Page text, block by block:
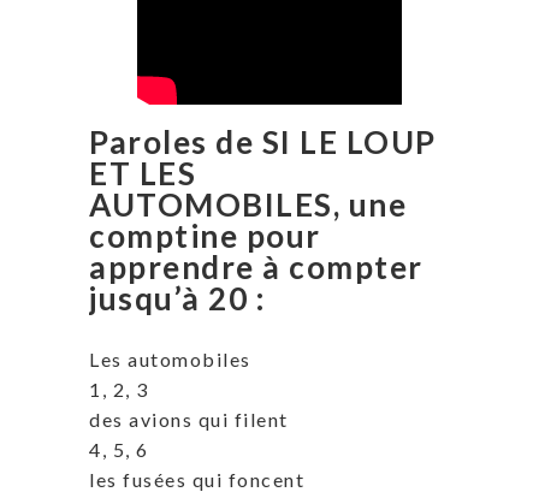
Paroles de SI LE LOUP
ET LES
AUTOMOBILES, une
comptine pour
apprendre à compter
jusqu’à 20 :
Les automobiles
1, 2, 3
des avions qui filent
4, 5, 6
les fusées qui foncent